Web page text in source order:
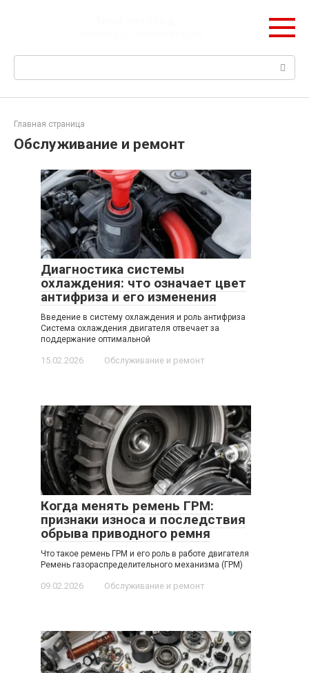
Поиск:
Главная страница
Обслуживание и ремонт
Диагностика системы
охлаждения: что означает цвет
антифриза и его изменения
Введение в систему охлаждения и роль антифриза
Система охлаждения двигателя отвечает за
поддержание оптимальной
15.02.2026 Обслуживание и ремонт
Когда менять ремень ГРМ:
признаки износа и последствия
обрыва приводного ремня
Что такое ремень ГРМ и его роль в работе двигателя
Ремень газораспределительного механизма (ГРМ)
09.02.2026 Обслуживание и ремонт